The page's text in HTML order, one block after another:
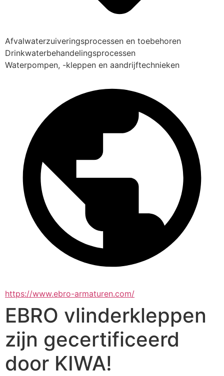
Afvalwaterzuiveringsprocessen en toebehoren
Drinkwaterbehandelingsprocessen
Waterpompen, -kleppen en aandrijftechnieken
https://www.ebro-armaturen.com/
EBRO vlinderkleppen
zijn gecertificeerd
door KIWA!